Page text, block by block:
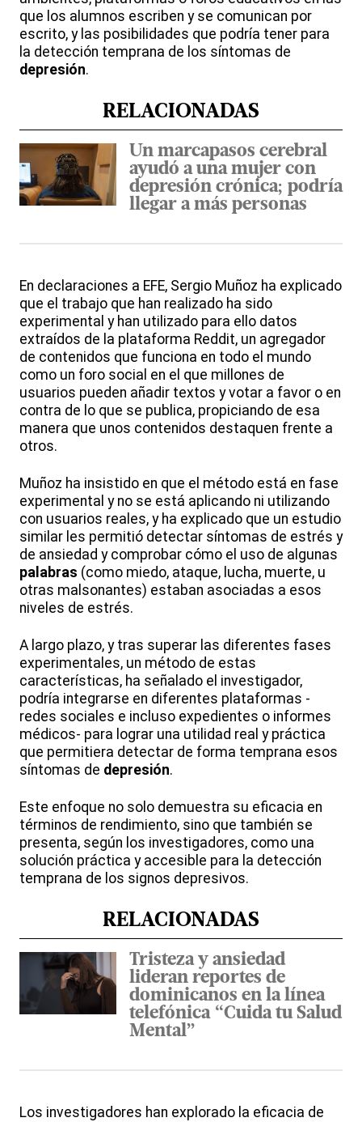
que los alumnos escriben y se comunican por
escrito, y las posibilidades que podría tener para
la detección temprana de los síntomas de
depresión.
RELACIONADAS
Un marcapasos cerebral
ayudó a una mujer con
depresión crónica; podría
llegar a más personas
En declaraciones a EFE, Sergio Muñoz ha explicado
que el trabajo que han realizado ha sido
experimental y han utilizado para ello datos
extraídos de la plataforma Reddit, un agregador
de contenidos que funciona en todo el mundo
como un foro social en el que millones de
usuarios pueden añadir textos y votar a favor o en
contra de lo que se publica, propiciando de esa
manera que unos contenidos destaquen frente a
otros.
Muñoz ha insistido en que el método está en fase
experimental y no se está aplicando ni utilizando
con usuarios reales, y ha explicado que un estudio
similar les permitió detectar síntomas de estrés y
de ansiedad y comprobar cómo el uso de algunas
palabras (como miedo, ataque, lucha, muerte, u
otras malsonantes) estaban asociadas a esos
niveles de estrés.
A largo plazo, y tras superar las diferentes fases
experimentales, un método de estas
características, ha señalado el investigador,
podría integrarse en diferentes plataformas -
redes sociales e incluso expedientes o informes
médicos- para lograr una utilidad real y práctica
que permitiera detectar de forma temprana esos
síntomas de depresión.
Este enfoque no solo demuestra su eficacia en
términos de rendimiento, sino que también se
presenta, según los investigadores, como una
solución práctica y accesible para la detección
temprana de los signos depresivos.
RELACIONADAS
Tristeza y ansiedad
lideran reportes de
dominicanos en la línea
telefónica “Cuida tu Salud
Mental”
Los investigadores han explorado la eficacia de